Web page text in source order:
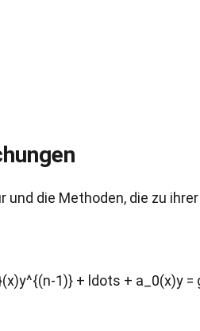
und die Methoden, die zu ihrer
1)} + ldots + a_0(x)y =